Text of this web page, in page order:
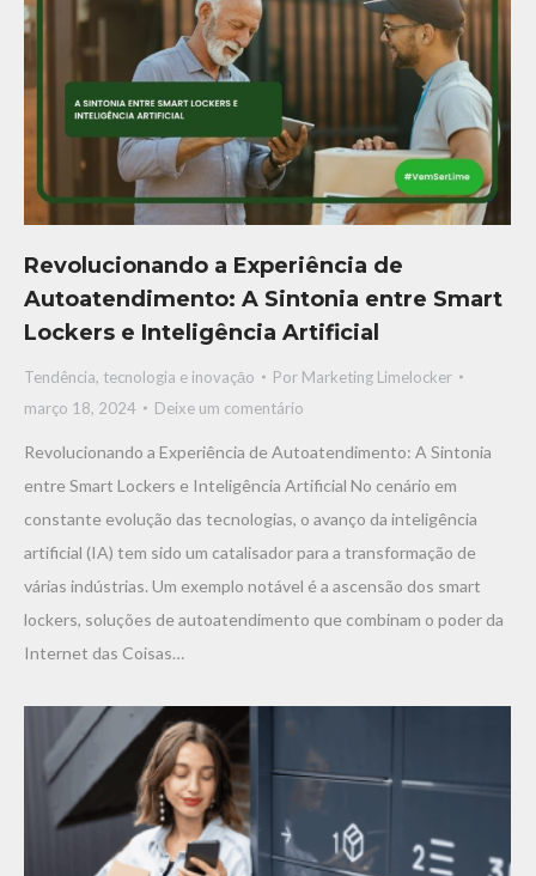
Revolucionando a Experiência de
Autoatendimento: A Sintonia entre Smart
Lockers e Inteligência Artificial
Tendência, tecnologia e inovaçāo Por Marketing Limelocker
março 18, 2024
Deixe um comentário
Revolucionando a Experiência de Autoatendimento: A Sintonia
entre Smart Lockers e Inteligência Artificial No cenário em
constante evolução das tecnologias, o avanço da inteligência
artificial (IA) tem sido um catalisador para a transformação de
várias indústrias. Um exemplo notável é a ascensão dos smart
lockers, soluções de autoatendimento que combinam o poder da
Internet das Coisas…